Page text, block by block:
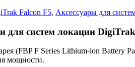
Falcon F5, Аксессуары для
для систем локации
(FBP F Series Lithium-ion Battery
мощности.